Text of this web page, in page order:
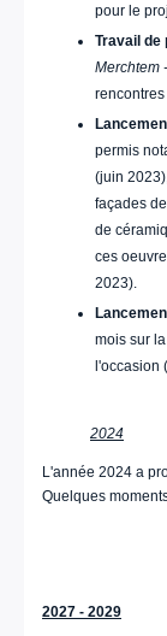
pour le
Travail de
Merchtem
permis
(juin
façades
de
ces
2023).
mois sur
l'occasion
2024
L'année 2024 a
Quelques
2027 - 2029